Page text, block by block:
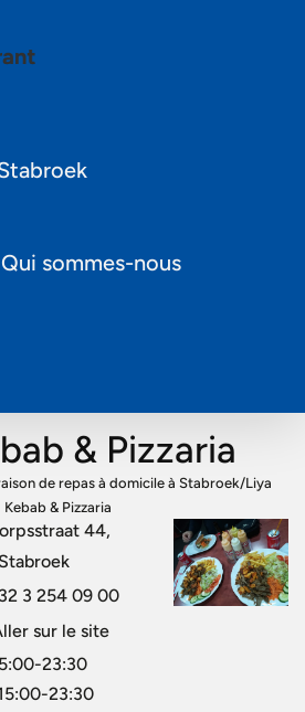
Qui sommes-nous
& Pizzaria
de repas à domicile à Stabroek/Liya
Kebab & Pizzaria
44,
3 254 09 00
sur le site
23:30
23:30